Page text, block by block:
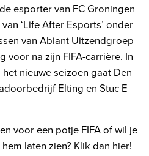
esporter van FC Groningen
‘Life After Esports’ onder
van Abiant Uitzendgroep
voor na zijn FIFA-carrière. In
nieuwe seizoen gaat Den
Elting en Stuc E
voor een potje FIFA of wil je
laten zien? Klik dan hier!